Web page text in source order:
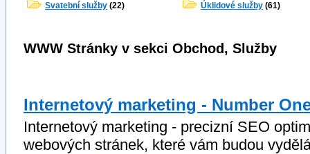
Svatební služby (22) Úklidové služby (61)
WWW Stránky v sekci Obchod, Služby
Internetový marketing - Number
Internetový marketing - precizní SEO
webových stránek, které vám budou